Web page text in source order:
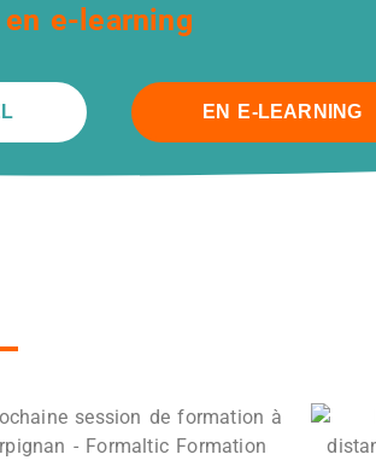
en e-learning
EN E-LEARNING